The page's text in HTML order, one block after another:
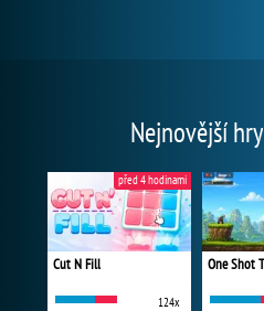
Nejnovější hry
Cut N Fill
124x
před 4 hodinami